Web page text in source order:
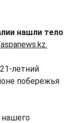
нашли тело
летний
побережья